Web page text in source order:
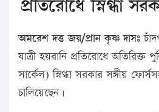
প্রতিরোধে স্নিগ্ধা
অমরেশ দত্ত জয়/প্রান কৃষ্ণ দাসঃ
যাত্রী হয়রানি প্রতিরোধে
সার্কেল) স্নিগ্ধা সরকার সঙ্গীয়
চালিয়েছেন।